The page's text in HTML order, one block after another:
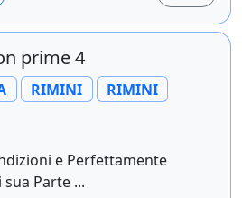
prime 4
RIMINI
RIMINI
e Perfettamente
Parte ...